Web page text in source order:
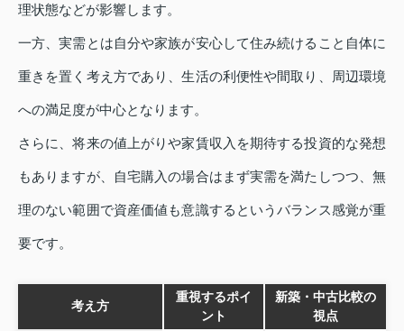
理状態などが影響します。
一方、実需とは自分や家族が安心して住み続けること自体に
重きを置く考え方であり、生活の利便性や間取り、周辺環境
への満足度が中心となります。
さらに、将来の値上がりや家賃収入を期待する投資的な発想
もありますが、自宅購入の場合はまず実需を満たしつつ、無
理のない範囲で資産価値も意識するというバランス感覚が重
要です。
考え方
重視するポイ
ント
新築・中古比較の
視点